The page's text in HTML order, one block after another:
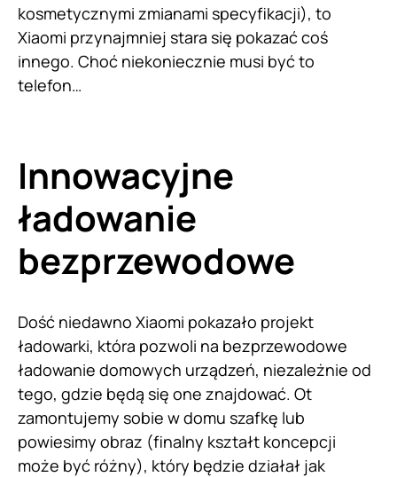
kosmetycznymi zmianami specyfikacji), to
Xiaomi przynajmniej stara się pokazać coś
innego. Choć niekoniecznie musi być to
telefon…
Innowacyjne
ładowanie
bezprzewodowe
Dość niedawno Xiaomi pokazało projekt
ładowarki, która pozwoli na bezprzewodowe
ładowanie domowych urządzeń, niezależnie od
tego, gdzie będą się one znajdować. Ot
zamontujemy sobie w domu szafkę lub
powiesimy obraz (finalny kształt koncepcji
może być różny), który będzie działał jak